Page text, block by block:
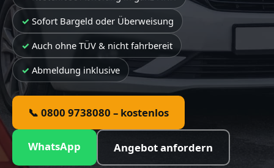
Sofort Bargeld oder Überweisung
Auch ohne TÜV & nicht fahrbereit
Abmeldung inklusive
📞 0800 9738080 – kostenlos
WhatsApp Angebot anfordern